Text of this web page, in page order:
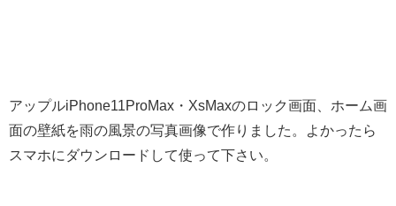
アップルiPhone11ProMax・XsMaxのロック画面、ホーム画
面の壁紙を雨の風景の写真画像で作りました。よかったら
スマホにダウンロードして使って下さい。